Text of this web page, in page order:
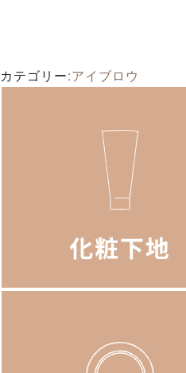
カテゴリー:アイブロウ